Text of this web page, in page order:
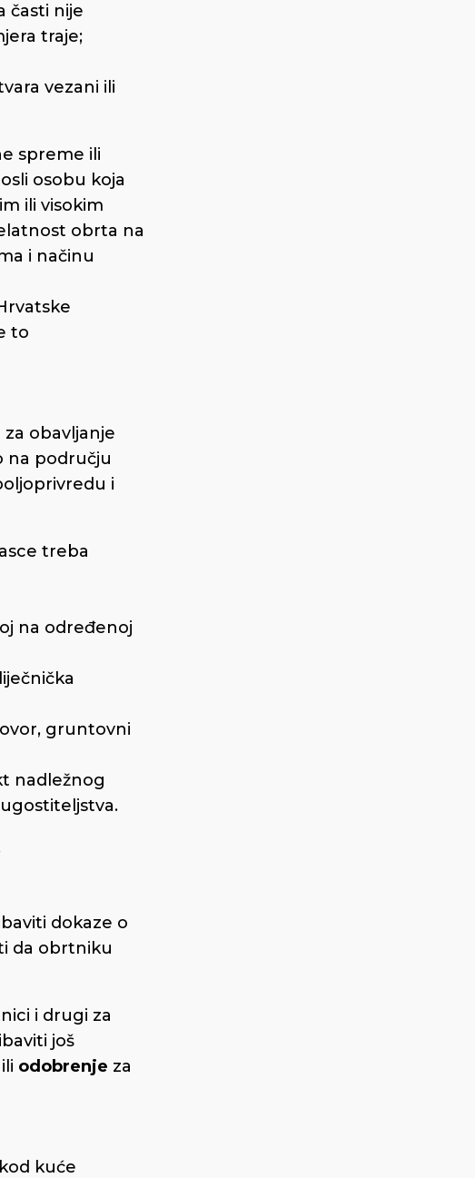
časti nije
traje;
vezani ili
spreme ili
osobu koja
ili visokim
obrta na
i načinu
to
obavljanje
na području
i
treba
na određenoj
gruntovni
nadležnog
dokaze o
da obrtniku
i drugi za
još
odobrenje za
kuće